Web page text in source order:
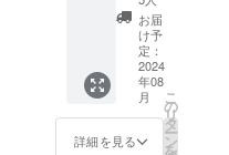
2時間程
度を予
定して
おりま
す。 ※
当日の
支援者
様のご
日程は
要相
談、時
間は2時
間〜3時
間目安
となり
ます。
ん3周年
記念
パー
ティー
」に1名
様参加
出来る
権利で
お届
け予
定：
2024
年08
月
詳細を見る
こ
の
リ
タ
ー
ン
を